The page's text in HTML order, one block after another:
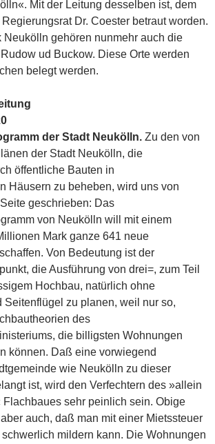
Mit der Leitung desselben ist, dem
Dr. Coester betraut worden.
gehören nunmehr auch die
ud Buckow. Diese Orte werden
belegt werden.
der Stadt Neukölln. Zu den von
der Stadt Neukölln, die
öffentliche Bauten in
Häusern zu beheben, wird uns von
geschrieben: Das
von Neukölln will mit einem
Mark ganze 641 neue
Von Bedeutung ist der
die Ausführung von drei=, zum Teil
Hochbau, natürlich ohne
Seitenflügel zu planen, weil nur so,
des
die billigsten Wohnungen
können. Daß eine vorwiegend
wie Neukölln zu dieser
ist, wird den Verfechtern des »allein
sehr peinlich sein. Obige
auch, daß man mit einer Mietssteuer
mildern kann. Die Wohnungen